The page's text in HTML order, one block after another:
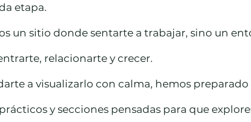
etapa.
un sitio donde sentarte a trabajar, sino un
relacionarte y crecer.
a visualizarlo con calma, hemos preparado
y secciones pensadas para que